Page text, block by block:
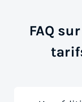
FAQ